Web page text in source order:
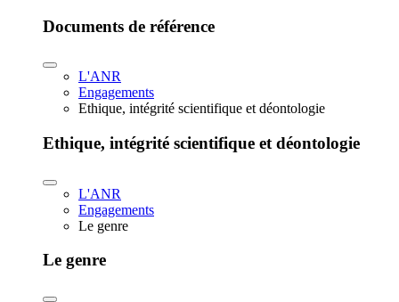
Documents de référence
L'ANR
Engagements
Ethique, intégrité scientifique et déontologie
Ethique, intégrité scientifique et déontologie
L'ANR
Engagements
Le genre
Le genre